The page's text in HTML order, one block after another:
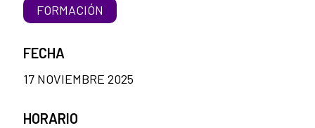
FORMACIÓN
FECHA
17 NOVIEMBRE 2025
HORARIO